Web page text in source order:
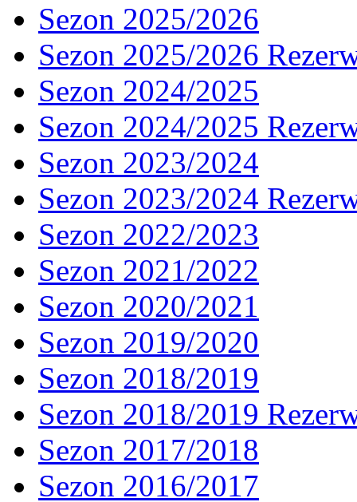
Sezon 2025/2026
Sezon 2025/2026
Sezon 2024/2025
Sezon 2024/2025
Sezon 2023/2024
Sezon 2023/2024
Sezon 2022/2023
Sezon 2021/2022
Sezon 2020/2021
Sezon 2019/2020
Sezon 2018/2019
Sezon 2018/2019
Sezon 2017/2018
Sezon 2016/2017